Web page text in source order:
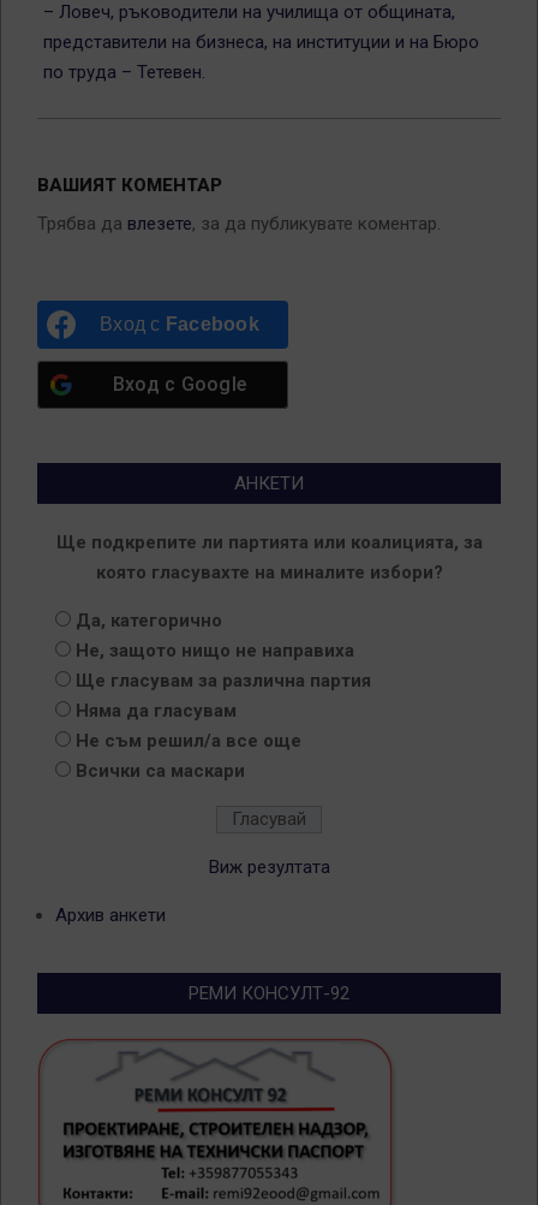
– Ловеч, ръководители на училища от общината,
представители на бизнеса, на институции и на Бюро
по труда – Тетевен.
ВАШИЯТ КОМЕНТАР
Трябва да влезете, за да публикувате коментар.
Вход с Facebook
Вход с Google
АНКЕТИ
Ще подкрепите ли партията или коалицията, за
която гласувахте на миналите избори?
Да, категорично
Не, защото нищо не направиха
Ще гласувам за различна партия
Няма да гласувам
Не съм решил/а все още
Всички са маскари
Виж резултата
Архив анкети
РЕМИ КОНСУЛТ-92